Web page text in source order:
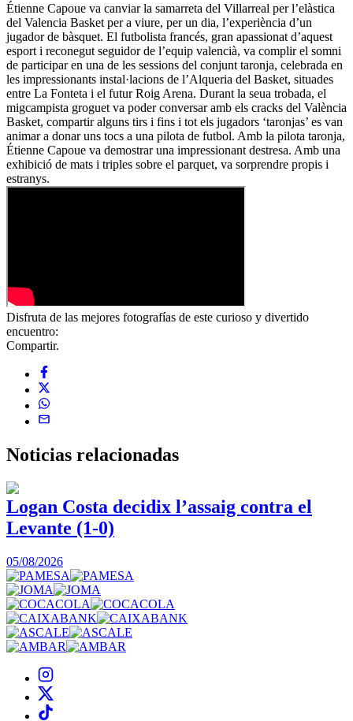
Étienne Capoue va canviar la samarreta del Villarreal per l’elàstica
del Valencia Basket per a viure, per un dia, l’experiència d’un
jugador de bàsquet. El futbolista francés, gran apassionat d’aquest
esport i reconegut seguidor de l’equip valencià, va complir el somni
de participar en una de les sessions del conjunt taronja, celebrada en
les impressionants instal·lacions de l’Alqueria del Basket, situades
entre La Fonteta i el futur Roig Arena. Durant la seua trobada, el
migcampista groguet va poder conversar amb els cracks del València
Basket, compartir alguns tirs i fins i tot els jugadors ‘taronjas’ es van
animar a donar uns tocs a una pilota de futbol. Amb la pilota taronja,
Étienne Capoue va demostrar una impressionant destresa. Amb una
exhibició de mats i triples sobre el parquet, va sorprendre propis i
estranys.
Disfruta de las mejores fotografías de este curioso y divertido
encuentro:
Compartir.
Noticias relacionadas
Logan Costa decidix l’assaig contra el
Levante (1-0)
05/08/2026